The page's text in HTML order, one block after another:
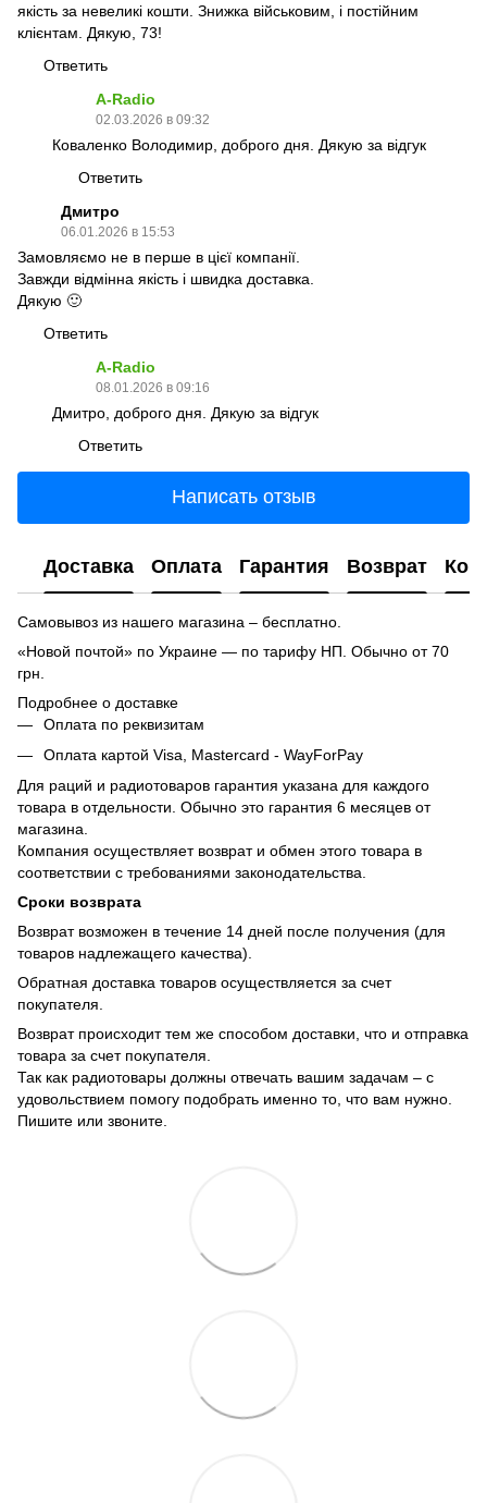
якість за невеликі кошти. Знижка військовим, і постійним
клієнтам. Дякую, 73!
Ответить
A-Radio
02.03.2026 в 09:32
Коваленко Володимир, доброго дня. Дякую за відгук
Ответить
Дмитро
06.01.2026 в 15:53
Замовляємо не в перше в цієї компанії.
Завжди відмінна якість і швидка доставка.
Дякую 🙂
Ответить
A-Radio
08.01.2026 в 09:16
Дмитро, доброго дня. Дякую за відгук
Ответить
Написать отзыв
Доставка Оплата Гарантия Возврат
Самовывоз из нашего магазина – бесплатно.
«Новой почтой» по Украине — по тарифу НП. Обычно от 70
грн.
Подробнее о доставке
Оплата по реквизитам
Оплата картой Visa, Mastercard - WayForPay
Для раций и радиотоваров гарантия указана для каждого
товара в отдельности. Обычно это гарантия 6 месяцев от
магазина.
Компания осуществляет возврат и обмен этого товара в
соответствии с требованиями законодательства.
Сроки возврата
Возврат возможен в течение 14 дней после получения (для
товаров надлежащего качества).
Обратная доставка товаров осуществляется за счет
покупателя.
Возврат происходит тем же способом доставки, что и отправка
товара за счет покупателя.
Так как радиотовары должны отвечать вашим задачам – с
удовольствием помогу подобрать именно то, что вам нужно.
Пишите или звоните.